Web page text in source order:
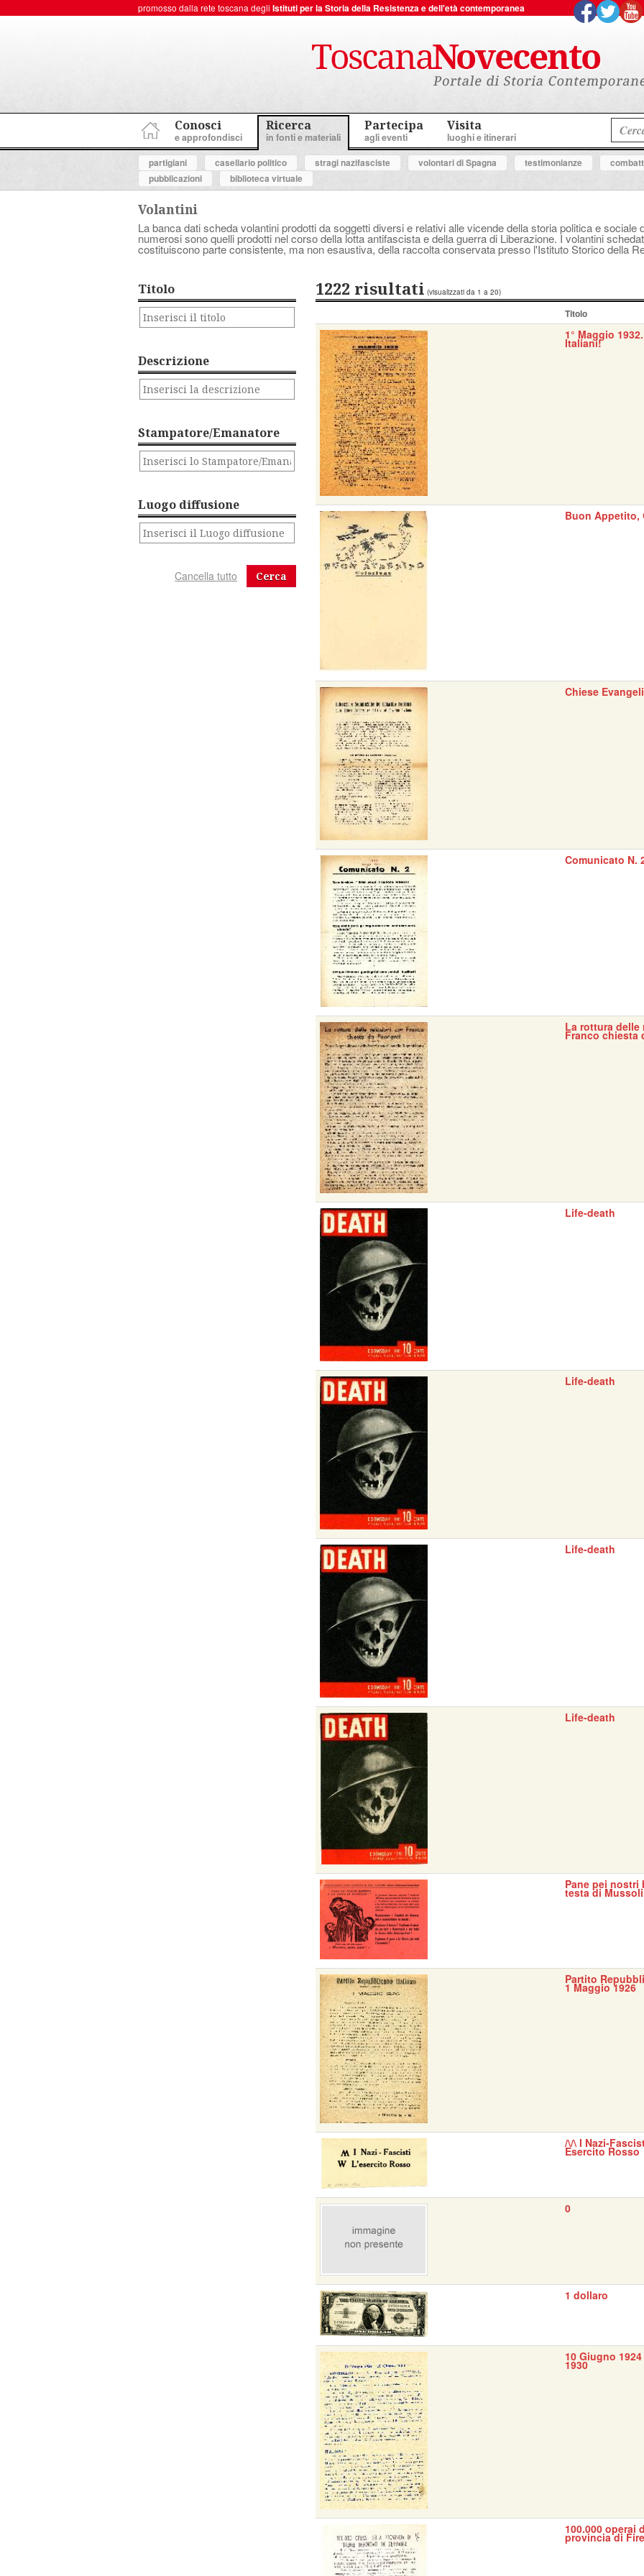
promosso dalla rete toscana degli Istituti per la Storia della Resistenza e dell'età contemporanea
Conosci
e approfondisci
Ricerca
in fonti e materiali
Partecipa
agli eventi
Visita
luoghi e itinerari
partigiani
casellario politico stragi nazifasciste volontari di Spagna testimonianze
pubblicazioni
biblioteca virtuale
Volantini
La banca dati scheda volantini prodotti da soggetti diversi e relativi alle vicende della storia politica e
numerosi sono quelli prodotti nel corso della lotta antifascista e della guerra di Liberazione. I volantini
costituiscono parte consistente, ma non esaustiva, della raccolta conservata presso l'Istituto Storico della
Titolo
Descrizione
Stampatore/Emanatore
Luogo diffusione
Cerca
1222 risultati (visualizzati da 1 a 20)
Titolo
1° Maggio
Italiani!
Buon Appetito,
Chiese
Comunicato N.
La rottura delle
Franco chiesta
Life-death
Life-death
Life-death
Life-death
Pane pei nostri
testa di
Partito
1 Maggio 1926
/\/\ I Nazi-
Esercito Rosso
0
1 dollaro
10 Giugno
1930
100.000 operai
provincia di